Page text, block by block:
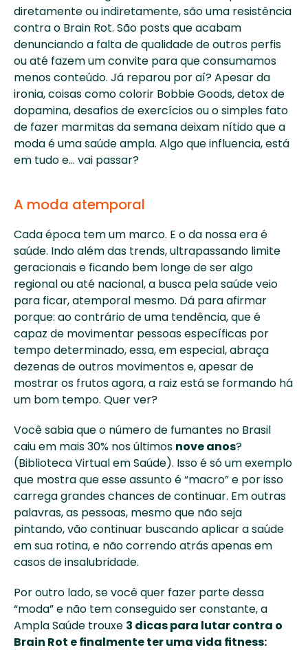
diretamente ou indiretamente, são uma resistência
contra o Brain Rot. São posts que acabam
denunciando a falta de qualidade de outros perfis
ou até fazem um convite para que consumamos
menos conteúdo. Já reparou por aí? Apesar da
ironia, coisas como colorir Bobbie Goods, detox de
dopamina, desafios de exercícios ou o simples fato
de fazer marmitas da semana deixam nítido que a
moda é uma saúde ampla. Algo que influencia, está
em tudo e… vai passar?
A moda atemporal
Cada época tem um marco. E o da nossa era é
saúde. Indo além das trends, ultrapassando limite
geracionais e ficando bem longe de ser algo
regional ou até nacional, a busca pela saúde veio
para ficar, atemporal mesmo. Dá para afirmar
porque: ao contrário de uma tendência, que é
capaz de movimentar pessoas específicas por
tempo determinado, essa, em especial, abraça
dezenas de outros movimentos e, apesar de
mostrar os frutos agora, a raiz está se formando há
um bom tempo. Quer ver?
Você sabia que o número de fumantes no Brasil
caiu em mais 30% nos últimos nove anos?
(Biblioteca Virtual em Saúde). Isso é só um exemplo
que mostra que esse assunto é “macro” e por isso
carrega grandes chances de continuar. Em outras
palavras, as pessoas, mesmo que não seja
pintando, vão continuar buscando aplicar a saúde
em sua rotina, e não correndo atrás apenas em
casos de insalubridade.
Por outro lado, se você quer fazer parte dessa
“moda” e não tem conseguido ser constante, a
Ampla Saúde trouxe 3 dicas para lutar contra o
Brain Rot e finalmente ter uma vida fitness: